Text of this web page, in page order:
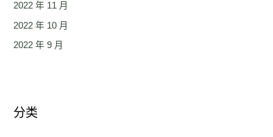
2022 年 11 月
2022 年 10 月
2022 年 9 月
分类